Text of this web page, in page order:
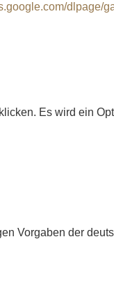
dlpage/
Es wird ein
Vorgaben der